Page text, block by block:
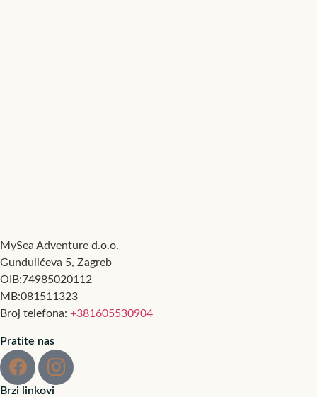
MySea Adventure d.o.o.
Gundulićeva 5, Zagreb
OIB:74985020112
MB:081511323
Broj telefona: +381605530904
Pratite nas
Brzi linkovi